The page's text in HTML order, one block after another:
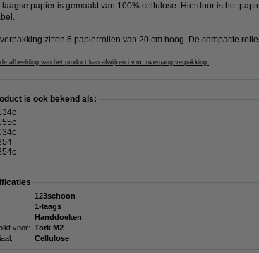
laagse papier is gemaakt van 100% cellulose. Hierdoor is het
verpakking zitten 6 papierrollen van 20 cm hoog. De compacte
afbeelding van het product kan afwijken i.v.m. overgang verpakking.
is ook bekend als:
123schoon
1-laags
Handdoeken
voor: Tork M2
Cellulose